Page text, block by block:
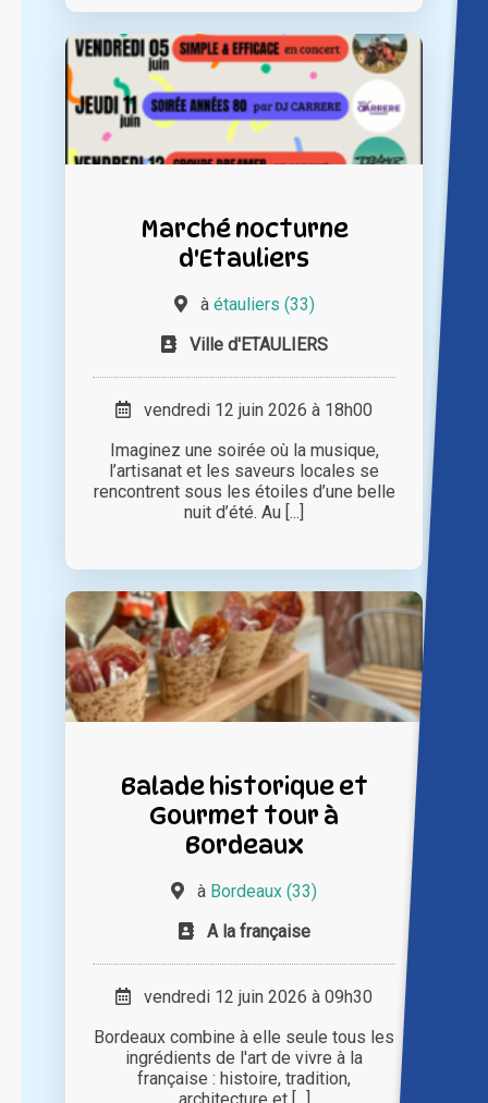
Marché nocturne
d'Etauliers
à étauliers (33)
Ville d'ETAULIERS
vendredi 12 juin 2026 à 18h00
Imaginez une soirée où la musique,
l’artisanat et les saveurs locales se
rencontrent sous les étoiles d’une belle
nuit d’été. Au [...]
Balade historique et
Gourmet tour à
Bordeaux
à Bordeaux (33)
A la française
vendredi 12 juin 2026 à 09h30
Bordeaux combine à elle seule tous les
ingrédients de l'art de vivre à la
française : histoire, tradition,